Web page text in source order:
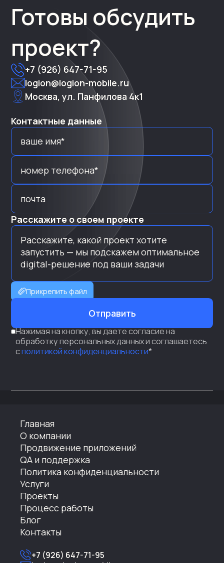
Готовы обсудить
проект?
+7 (926) 647-71-95
logion@logion-mobile.ru
Москва, ул. Панфилова 4к1
Контактные данные
Расскажите о своем проекте
Прикрепить файл
Отправить
Нажимая на кнопку, вы даете согласие на
обработку персональных данных и соглашаетесь
сполитикой конфиденциальности*
Главная
О компании
Продвижение приложений
QA и поддержка
Политика конфиденциальности
Услуги
Проекты
Процесс работы
Блог
Контакты
+7 (926) 647-71-95